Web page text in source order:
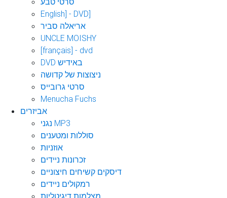
English] - DVD]
אריאלה סביר
UNCLE MOISHY
[français] - dvd
DVD באידיש
ניצוצות של קדושה
סרטי גרובייס
Menucha Fuchs
אביזרים
נגני MP3
סוללות ומטענים
אוזניות
זכרונות ניידים
דיסקים קשיחים חיצוניים
רמקולים ניידים
מצלמות דיגיטליות